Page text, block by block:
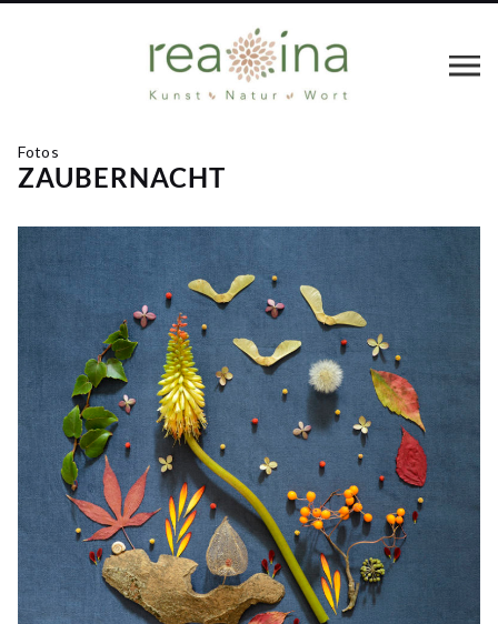
Fotos
ZAUBERNACHT